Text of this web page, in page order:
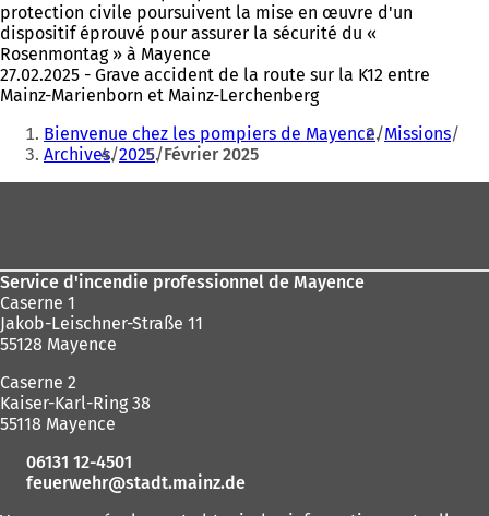
protection civile poursuivent la mise en œuvre d'un
dispositif éprouvé pour assurer la sécurité du «
Rosenmontag » à Mayence
27.02.2025 - Grave accident de la route sur la K12 entre
Mainz-Marienborn et Mainz-Lerchenberg
Vous
êtes
ici
Bienvenue chez les pompiers de Mayence Missions
Archives 2025 Février 2025
Service d'incendie professionnel de Mayence
Caserne 1
Jakob-Leischner-Straße 11
55128 Mayence
Caserne 2
Kaiser-Karl-Ring 38
55118 Mayence
06131 12-4501
feuerwehr
stadt.mainz de